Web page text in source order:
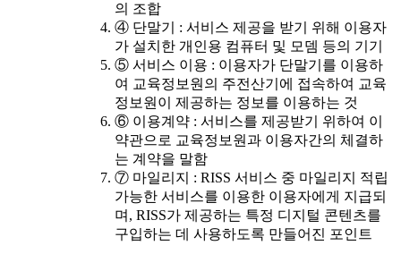
의 조합
④ 단말기 : 서비스 제공을 받기 위해 이용자
가 설치한 개인용 컴퓨터 및 모뎀 등의 기기
⑤ 서비스 이용 : 이용자가 단말기를 이용하
여 교육정보원의 주전산기에 접속하여 교육
정보원이 제공하는 정보를 이용하는 것
⑥ 이용계약 : 서비스를 제공받기 위하여 이
약관으로 교육정보원과 이용자간의 체결하
는 계약을 말함
⑦ 마일리지 : RISS 서비스 중 마일리지 적립
가능한 서비스를 이용한 이용자에게 지급되
며, RISS가 제공하는 특정 디지털 콘텐츠를
구입하는 데 사용하도록 만들어진 포인트